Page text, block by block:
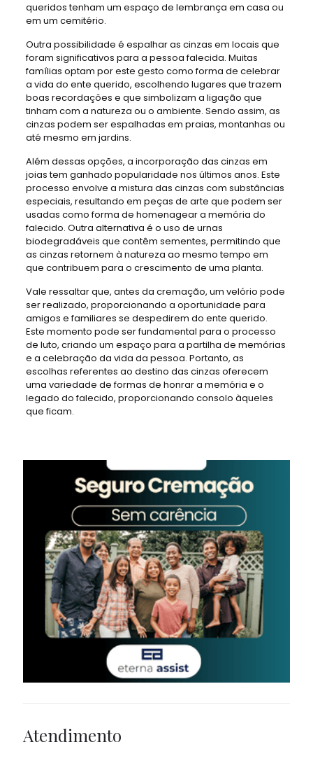
queridos tenham um espaço de lembrança em casa ou
em um cemitério.
Outra possibilidade é espalhar as cinzas em locais que
foram significativos para a pessoa falecida. Muitas
famílias optam por este gesto como forma de celebrar
a vida do ente querido, escolhendo lugares que trazem
boas recordações e que simbolizam a ligação que
tinham com a natureza ou o ambiente. Sendo assim, as
cinzas podem ser espalhadas em praias, montanhas ou
até mesmo em jardins.
Além dessas opções, a incorporação das cinzas em
joias tem ganhado popularidade nos últimos anos. Este
processo envolve a mistura das cinzas com substâncias
especiais, resultando em peças de arte que podem ser
usadas como forma de homenagear a memória do
falecido. Outra alternativa é o uso de urnas
biodegradáveis que contêm sementes, permitindo que
as cinzas retornem à natureza ao mesmo tempo em
que contribuem para o crescimento de uma planta.
Vale ressaltar que, antes da cremação, um velório pode
ser realizado, proporcionando a oportunidade para
amigos e familiares se despedirem do ente querido.
Este momento pode ser fundamental para o processo
de luto, criando um espaço para a partilha de memórias
e a celebração da vida da pessoa. Portanto, as
escolhas referentes ao destino das cinzas oferecem
uma variedade de formas de honrar a memória e o
legado do falecido, proporcionando consolo àqueles
que ficam.
Atendimento